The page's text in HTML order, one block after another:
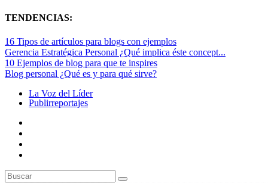
TENDENCIAS:
16 Tipos de artículos para blogs con ejemplos
Gerencia Estratégica Personal ¿Qué implica éste concept...
10 Ejemplos de blog para que te inspires
Blog personal ¿Qué es y para qué sirve?
La Voz del Líder
Publirreportajes